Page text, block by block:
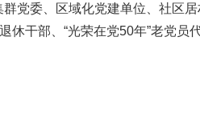
党委、区域化党建单位、社区
休干部、“光荣在党50年”老党员